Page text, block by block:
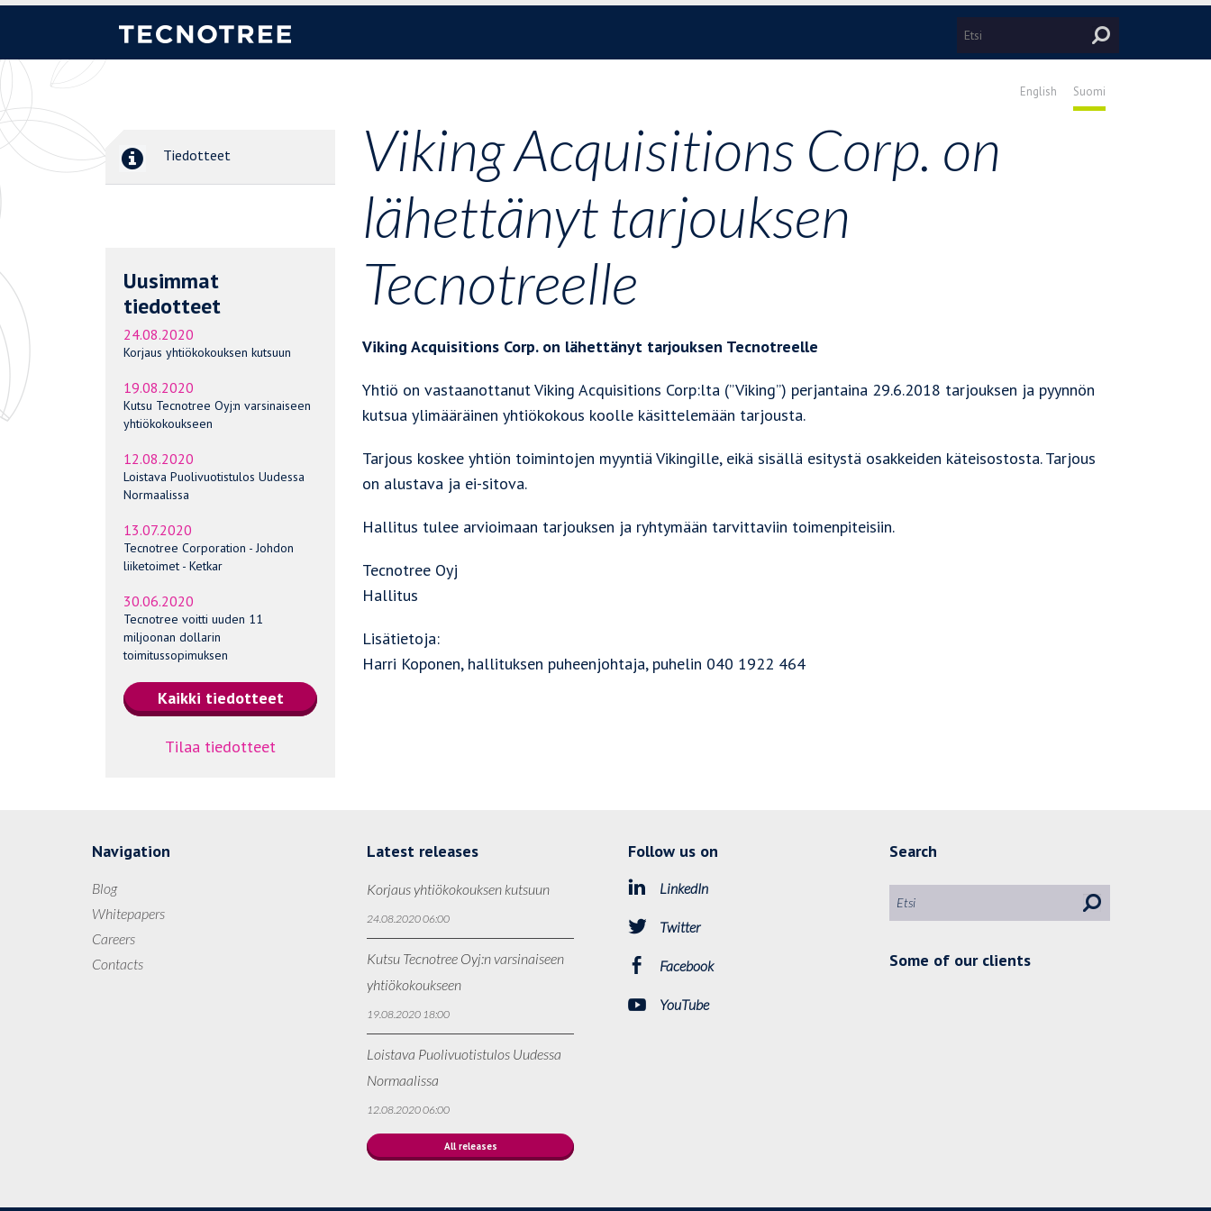
Suomi
English
Tiedotteet
Uusimmat
tiedotteet
24.08.2020
Korjaus yhtiökokouksen kutsuun
19.08.2020
Kutsu Tecnotree Oyj:n varsinaiseen
yhtiökokoukseen
12.08.2020
Loistava Puolivuotistulos Uudessa
Normaalissa
13.07.2020
Tecnotree Corporation - Johdon
liiketoimet - Ketkar
30.06.2020
Tecnotree voitti uuden 11
miljoonan dollarin
toimitussopimuksen
Tilaa tiedotteet
Viking Acquisitions Corp. on
lähettänyt tarjouksen
Tecnotreelle
Viking Acquisitions Corp. on lähettänyt tarjouksen Tecnotreelle
Yhtiö on vastaanottanut Viking Acquisitions Corp:lta (”Viking”) perjantaina 29.6.2018 tarjouksen ja pyynnön
kutsua ylimääräinen yhtiökokous koolle käsittelemään tarjousta.
Tarjous koskee yhtiön toimintojen myyntiä Vikingille, eikä sisällä esitystä osakkeiden käteisostosta. Tarjous
on alustava ja ei-sitova.
Hallitus tulee arvioimaan tarjouksen ja ryhtymään tarvittaviin toimenpiteisiin.
Tecnotree Oyj
Hallitus
Lisätietoja:
Harri Koponen, hallituksen puheenjohtaja, puhelin 040 1922 464
Navigation
Blog
Whitepapers
Careers
Contacts
Latest releases
Korjaus yhtiökokouksen kutsuun
24.08.2020 06:00
Kutsu Tecnotree Oyj:n varsinaiseen
yhtiökokoukseen
19.08.2020 18:00
Loistava Puolivuotistulos Uudessa
Normaalissa
12.08.2020 06:00
All releases
Follow us on
LinkedIn
Twitter
Facebook
YouTube
Search
Some of our clients